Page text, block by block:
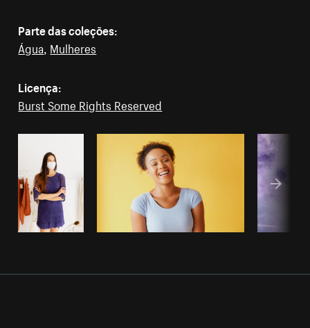
Parte das coleções:
Água Mulheres
Licença:
Burst Some Rights Reserved